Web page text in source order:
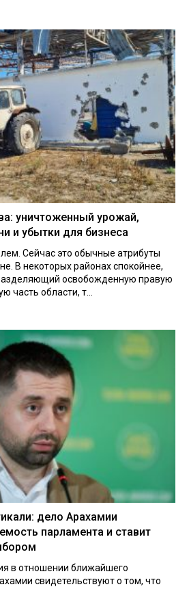
уничтоженный урожай,
и убытки для бизнеса
Сейчас это обычные атрибуты
В некоторых районах спокойнее,
освобожденную правую
часть области, т...
дело Арахамии
парламента и ставит
в отношении ближайшего
свидетельствуют о том, что